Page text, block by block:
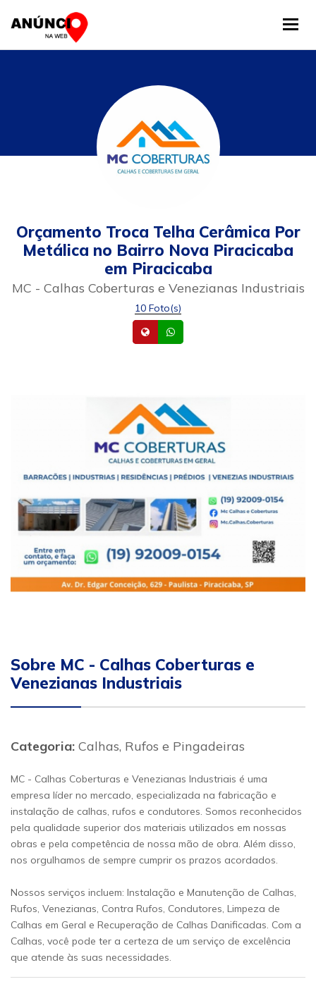
Orçamento Troca Telha Cerâmica Por
Metálica no Bairro Nova Piracicaba
em Piracicaba
MC - Calhas Coberturas e Venezianas Industriais
10 Foto(s)
Site
Sobre MC - Calhas Coberturas e
Venezianas Industriais
Categoria: Calhas, Rufos e Pingadeiras
MC - Calhas Coberturas e Venezianas Industriais é uma
empresa líder no mercado, especializada na fabricação e
instalação de calhas, rufos e condutores. Somos reconhecidos
pela qualidade superior dos materiais utilizados em nossas
obras e pela competência de nossa mão de obra. Além disso,
nos orgulhamos de sempre cumprir os prazos acordados.
Nossos serviços incluem: Instalação e Manutenção de Calhas,
Rufos, Venezianas, Contra Rufos, Condutores, Limpeza de
Calhas em Geral e Recuperação de Calhas Danificadas. Com a
Calhas, você pode ter a certeza de um serviço de excelência
que atende às suas necessidades.